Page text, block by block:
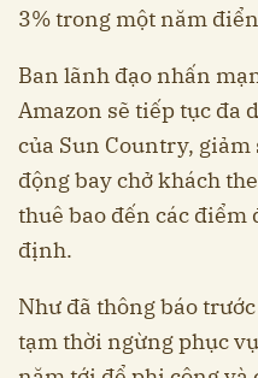
3% trong một năm
Ban lãnh đạo nhấn
Amazon sẽ tiếp tục đa
của Sun Country, giảm
động bay chở khách
thuê bao đến các
định.
Như đã thông báo
tạm thời ngừng phục